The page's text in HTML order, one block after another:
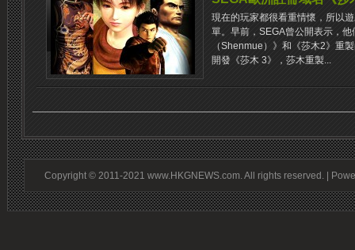
現在的玩家都很看重情懷，所以
單。早前，SEGA曾公開表示，
（Shenmue）》和《莎木2》重
開發《莎木 3》，莎木重製...
Copyright © 2011-2021 www.HKGNEWS.com. All rights reserved. |